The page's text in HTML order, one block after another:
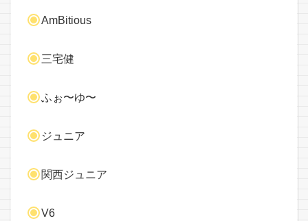
AmBitious
三宅健
ふぉ〜ゆ〜
ジュニア
関西ジュニア
V6